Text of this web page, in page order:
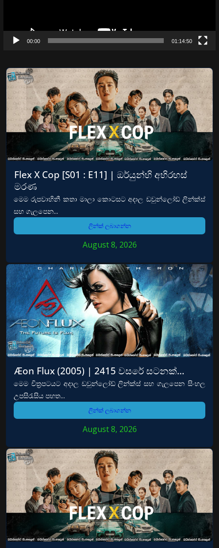
00:00 01:14:50
Flex X Cop [S01 : E11] | ඔර්යුන්හි අභිරහස්
මරණ
මෙම රුපවාහිනී කතා මාලා කොටසට අදාල ඩවුන්ලෝඩ් ලින්ක්ස්
සහ ගැලපෙන...
ලින්ක් ලබාගන්න
August 8, 2026
Æon Flux (2005) | 2415 වසරේ සටනක්…
මෙම චිත්‍රපටයට අදාල ඩවුන්ලෝඩ් ලින්ක්ස් සහ ගැලපෙන සිංහල
උපසිරැසිය පහත...
ලින්ක් ලබාගන්න
August 8, 2026